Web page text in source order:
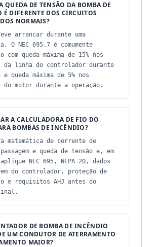
QUEDA DE TENSÃO DA BOMBA DE
DIFERENTE DOS CIRCUITOS
NORMAIS?
arrancar durante uma
O NEC 695.7 é comumente
queda máxima de 15% nos
da linha do controlador durante
queda máxima de 5% nos
motor durante a operação.
A CALCULADORA DE FIO DO
BOMBAS DE INCÊNDIO?
matemática de corrente de
e queda de tensão e, em
NEC 695, NFPA 20, dados
do controlador, proteção de
e requisitos AHJ antes do
DE BOMBA DE INCÊNDIO
UM CONDUTOR DE ATERRAMENTO
MAIOR?